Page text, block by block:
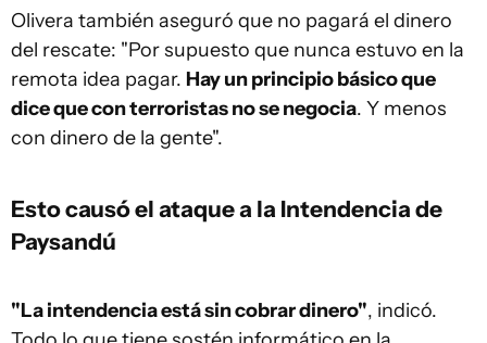
Olivera también aseguró que no pagará el dinero
del rescate: "Por supuesto que nunca estuvo en la
remota idea pagar. Hay un principio básico que
dice que con terroristas no se negocia. Y menos
con dinero de la gente".
Esto causó el ataque a la Intendencia de
Paysandú
"La intendencia está sin cobrar dinero", indicó.